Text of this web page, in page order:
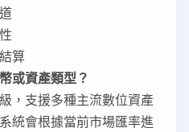
算
或資產類型？
，支援多種主流數位資產
統會根據當前市場匯率進